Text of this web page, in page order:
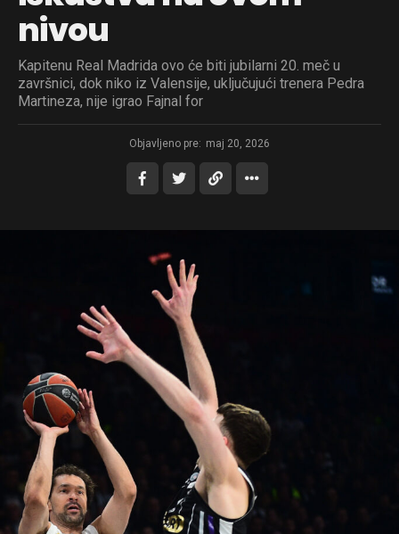
nivou
Kapitenu Real Madrida ovo će biti jubilarni 20. meč u
završnici, dok niko iz Valensije, uključujući trenera Pedra
Martineza, nije igrao Fajnal for
Objavljeno pre: maj 20, 2026